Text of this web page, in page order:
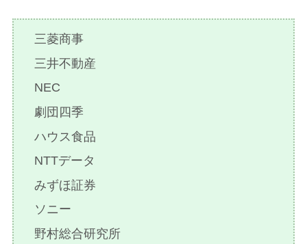
三菱商事
三井不動産
NEC
劇団四季
ハウス食品
NTTデータ
みずほ証券
ソニー
野村総合研究所